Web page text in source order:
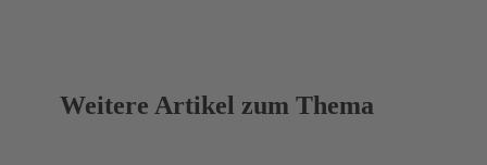
Weitere Artikel zum Thema